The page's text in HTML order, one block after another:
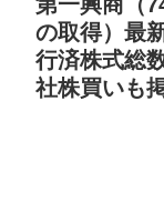
の取得）最
行済株式総
社株買いも